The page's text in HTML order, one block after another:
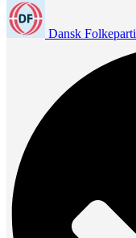
Dansk Folkeparti